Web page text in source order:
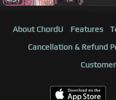
About ChordU Features
Cancellation & Refund